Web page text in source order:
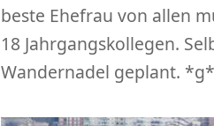
beste Ehefrau von allen
18 Jahrgangskollegen.
Wandernadel geplant. *g*